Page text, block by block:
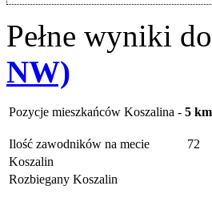
Pełne wyniki
NW)
Pozycje mieszkańców Koszalina - 5
Ilość zawodników na mecie
72
Koszalin
Rozbiegany Koszalin